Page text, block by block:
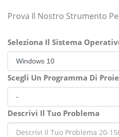
Prova Il Nostro Strumento
Seleziona Il Sistema
Scegli Un Programma Di
Descrivi Il Tuo Problema